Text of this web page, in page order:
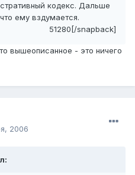
кодекс. Дальше
ему вздумается.
51280[/snapback]
вышеописанное - это ничего
2006